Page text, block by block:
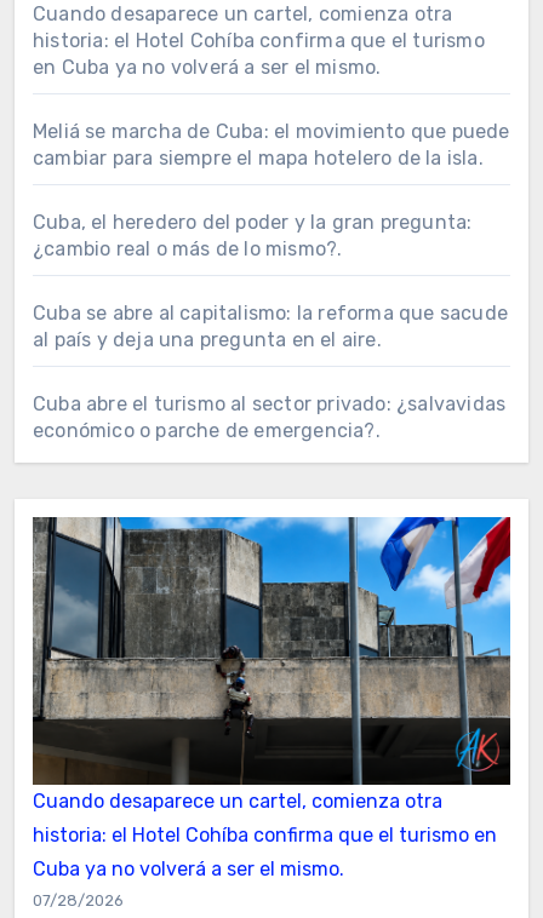
Cuando desaparece un cartel, comienza otra
historia: el Hotel Cohíba confirma que el turismo
en Cuba ya no volverá a ser el mismo.
Meliá se marcha de Cuba: el movimiento que puede
cambiar para siempre el mapa hotelero de la isla.
Cuba, el heredero del poder y la gran pregunta:
¿cambio real o más de lo mismo?.
Cuba se abre al capitalismo: la reforma que sacude
al país y deja una pregunta en el aire.
Cuba abre el turismo al sector privado: ¿salvavidas
económico o parche de emergencia?.
Cuando desaparece un cartel, comienza otra
historia: el Hotel Cohíba confirma que el turismo en
Cuba ya no volverá a ser el mismo.
07/28/2026